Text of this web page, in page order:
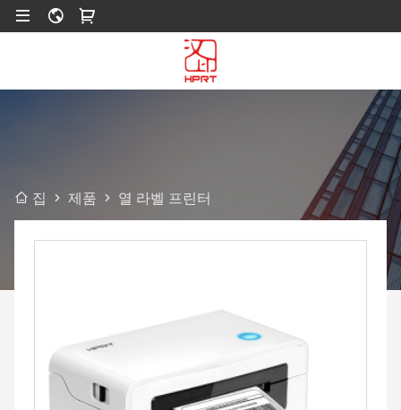
집 제품 열 라벨 프린터